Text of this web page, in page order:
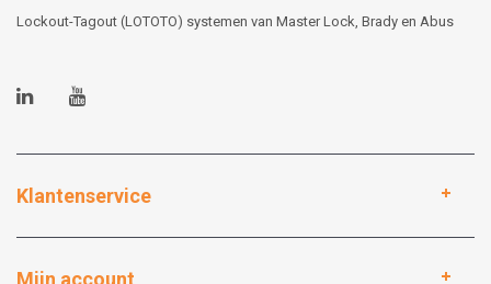
Lockout-Tagout (LOTOTO) systemen van Master Lock, Brady en Abus
Klantenservice
Mijn account